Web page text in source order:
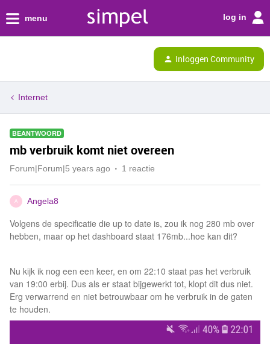
menu log in
Inloggen Community
Internet
BEANTWOORD
mb verbruik komt niet overeen
Forum|Forum|5 years ago 1 reactie
A Angela8
Volgens de specificatie die up to date is, zou ik nog 280 mb over
hebben, maar op het dashboard staat 176mb...hoe kan dit?
Nu kijk ik nog een een keer, en om 22:10 staat pas het verbruik
van 19:00 erbij. Dus als er staat bijgewerkt tot, klopt dit dus niet.
Erg verwarrend en niet betrouwbaar om he verbruik in de gaten
te houden.